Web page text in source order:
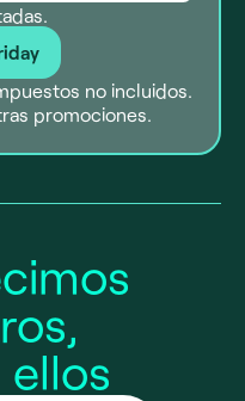
no incluidos.
promociones.